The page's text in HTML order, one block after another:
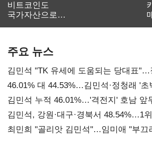
비트코인도
국가자산으로…'
주요 뉴스
김민석 "TK 유세에 도움되는 당대표"…
대표된 양 당직 배분"
46.01% 대 44.53%…김민석·정청래 '초
김민석 누적 46.01%…'격전지' 호남 앞
(2보)
김민석, 강원·대구·경북서 48.54%…1
최민희 "골리앗 김민석"…임미애 "부끄